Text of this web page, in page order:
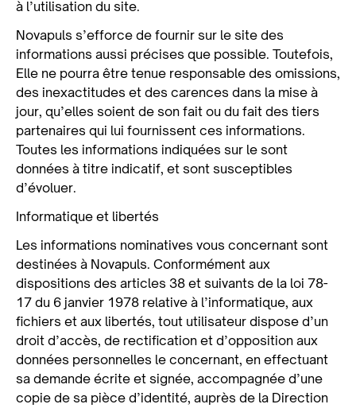
à l’utilisation du site.
Novapuls s’efforce de fournir sur le site des
informations aussi précises que possible. Toutefois,
Elle ne pourra être tenue responsable des omissions,
des inexactitudes et des carences dans la mise à
jour, qu’elles soient de son fait ou du fait des tiers
partenaires qui lui fournissent ces informations.
Toutes les informations indiquées sur le sont
données à titre indicatif, et sont susceptibles
d’évoluer.
Informatique et libertés
Les informations nominatives vous concernant sont
destinées à Novapuls. Conformément aux
dispositions des articles 38 et suivants de la loi 78-
17 du 6 janvier 1978 relative à l’informatique, aux
fichiers et aux libertés, tout utilisateur dispose d’un
droit d’accès, de rectification et d’opposition aux
données personnelles le concernant, en effectuant
sa demande écrite et signée, accompagnée d’une
copie de sa pièce d’identité, auprès de la Direction